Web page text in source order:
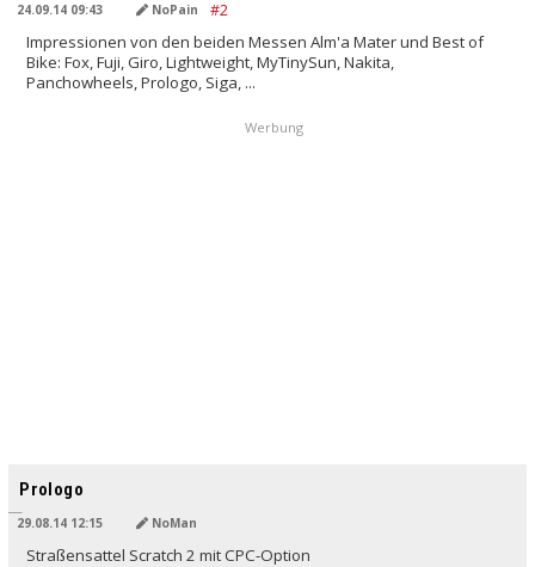
24.09.14 09:43 NoPain
Impressionen von den beiden Messen Alm'a Mater und Best of
Bike: Fox, Fuji, Giro, Lightweight, MyTinySun, Nakita,
Panchowheels, Prologo, Siga, ...
Werbung
Prologo
29.08.14 12:15 NoMan
Straßensattel Scratch 2 mit CPC-Option